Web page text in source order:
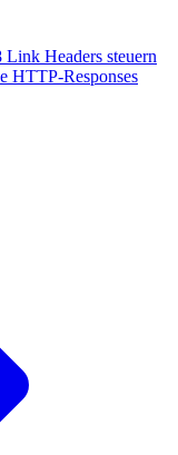
Headers steuern
HTTP-Responses